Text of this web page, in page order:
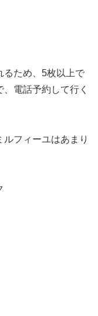
るため、5枚以上で
電話予約して行く
フィーユはあまり